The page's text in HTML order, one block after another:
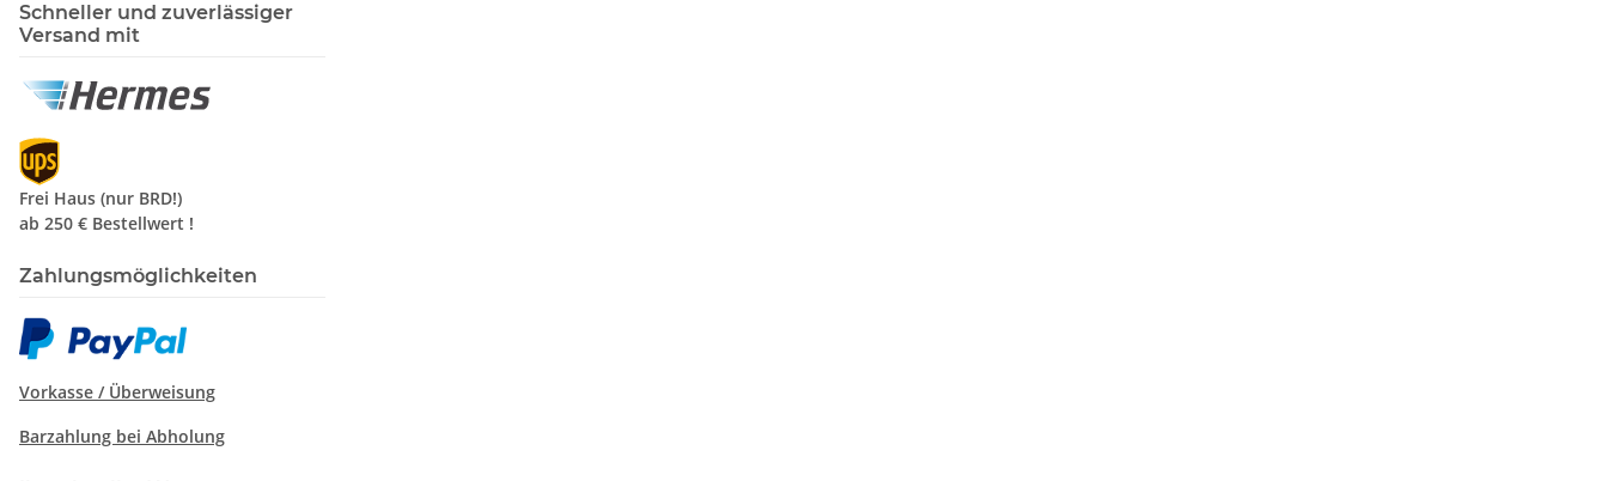
Schneller und zuverlässiger
Versand mit
Frei Haus (nur BRD!)
ab 250 € Bestellwert !
Zahlungsmöglichkeiten
Vorkasse / Überweisung
Barzahlung bei Abholung